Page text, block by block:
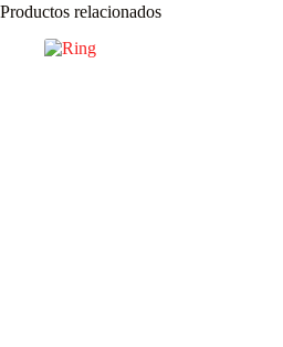
Productos relacionados